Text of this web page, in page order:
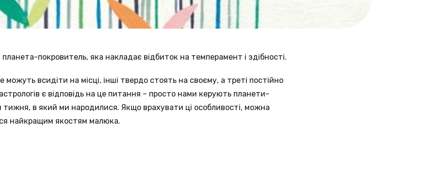
покровитель, яка накладає відбиток на темперамент і здібності.
можуть всидіти на місці, інші твердо стоять на своєму, а треті постійно
є відповідь на це питання – просто нами керують планети-
тижня, в який ми народилися. Якщо врахувати ці особливості, можна
найкращим якостям малюка.